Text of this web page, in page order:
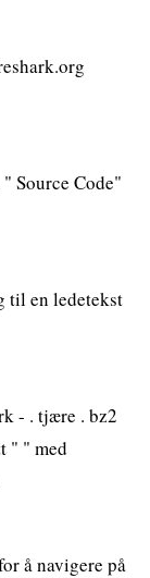
Source Code"
til en ledetekst
- . tjære . bz2
" " med
å navigere på